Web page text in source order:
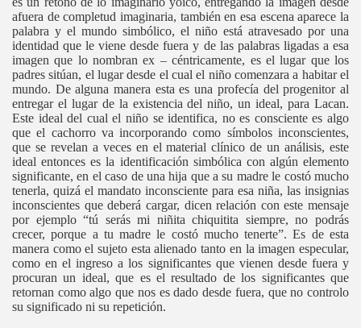
afuera de completud imaginaria, también en esa escena aparece la
palabra y el mundo simbólico, el niño está atravesado por una
identidad que le viene desde fuera y de las palabras ligadas a esa
imagen que lo nombran ex – céntricamente, es el lugar que los
padres sitúan, el lugar desde el cual el niño comenzara a habitar el
mundo. De alguna manera esta es una profecía del progenitor al
entregar el lugar de la existencia del niño, un ideal, para Lacan.
Este ideal del cual el niño se identifica, no es consciente es algo
que el cachorro va incorporando como símbolos inconscientes,
que se revelan a veces en el material clínico de un análisis, este
ideal entonces es la identificación simbólica con algún elemento
significante, en el caso de una hija que a su madre le costó mucho
tenerla, quizá el mandato inconsciente para esa niña, las insignias
inconscientes que deberá cargar, dicen relación con este mensaje
por ejemplo “tú serás mi niñita chiquitita siempre, no podrás
crecer, porque a tu madre le costó mucho tenerte”. Es de esta
manera como el sujeto esta alienado tanto en la imagen especular,
como en el ingreso a los significantes que vienen desde fuera y
procuran un ideal, que es el resultado de los significantes que
retornan como algo que nos es dado desde fuera, que no controlo
su significado ni su repetición.